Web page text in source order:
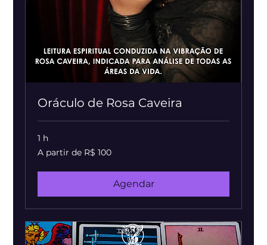
Oráculo de Rosa Caveira
1 h
A
partir
A partir de R$ 100
Agendar